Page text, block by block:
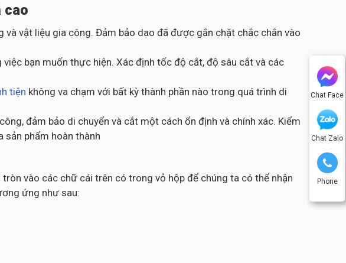
Chat Face
Chat Zalo
Phone
cao
vật liệu gia công. Đảm bảo dao đã được gắn chặt chắc chắn vào
bạn muốn thực hiện. Xác định tốc độ cắt, độ sâu cắt và các
tiện không va chạm với bất kỳ thành phần nào trong quá trình di
đảm bảo di chuyển và cắt một cách ổn định và chính xác. Kiểm
phẩm hoàn thành
vào các chữ cái trên có trong vỏ hộp để chúng ta có thể nhận
ứng như sau: